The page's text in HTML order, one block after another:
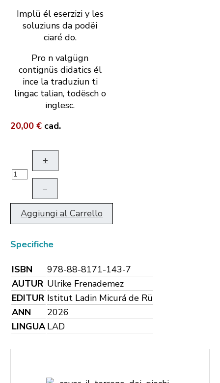
Implü él eserzizi y les
soluziuns da podëi
ciaré do.
Pro n valgügn
contignüs didatics él
ince la traduziun ti
lingac talian, todësch o
inglesc.
20,00 € cad.
+
–
Aggiungi al Carrello
Specifiche
ISBN
978-88-8171-143-7
AUTUR Ulrike Frenademez
EDITUR Istitut Ladin Micurá de Rü
ANN
2026
LINGUA LAD